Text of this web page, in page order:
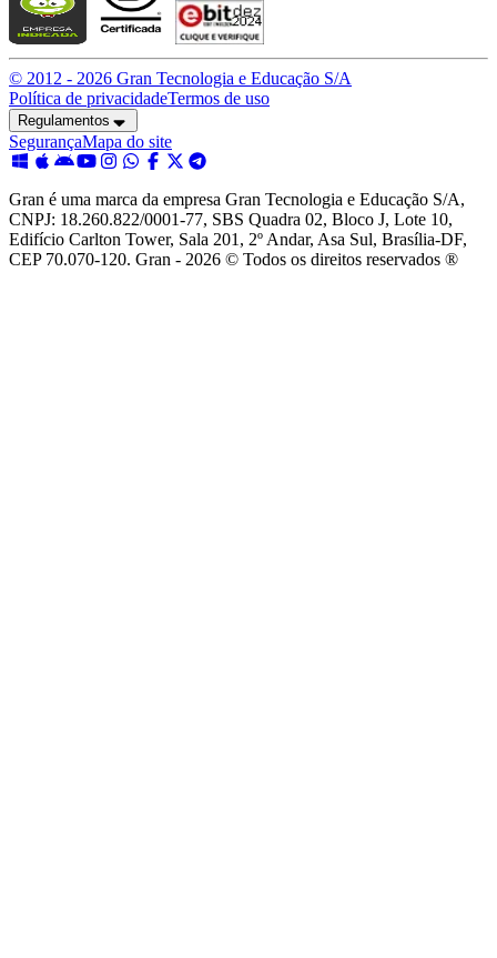
© 2012 - 2026 Gran Tecnologia e Educação S/A
Política de privacidadeTermos de uso
Regulamentos
SegurançaMapa do site
Gran é uma marca da empresa Gran Tecnologia e Educação S/A,
CNPJ: 18.260.822/0001-77, SBS Quadra 02, Bloco J, Lote 10,
Edifício Carlton Tower, Sala 201, 2º Andar, Asa Sul, Brasília-DF,
CEP 70.070-120. Gran - 2026 © Todos os direitos reservados ®